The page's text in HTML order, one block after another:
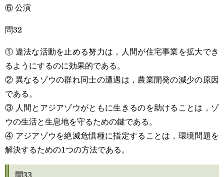
⑥ 公演
問32
① 違法な活動を止める努力は，人間が住宅事業を拡大でき
るようにするのに効果的である。
② 異なるゾウの群れ同士の遭遇は，農業開発の減少の原因
である。
③ 人間とアジアゾウがともに生きるのを助けることは，ゾ
ウの生活と生息地を守るための鍵である。
④ アジアゾウを絶滅危惧種に指定することは，環境問題を
解決するための1つの方法である。
問33